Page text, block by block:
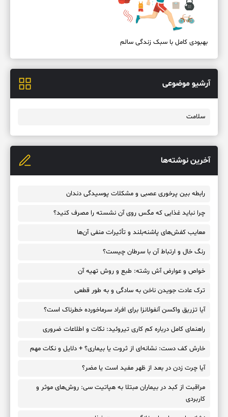
بهبودی کامل با سبک زندگی سالم
آرشیو موضوعی
سلامت
آخرین نوشته‌ها
رابطه بین پرخوری عصبی و مشکلات پوسیدگی دندان
چرا نباید غذایی که مگس روی آن نشسته را مصرف کنید؟
معایب کفش‌های پاشنه‌بلند و تأثیرات منفی آن‌ها
رنگ خال و ارتباط آن با سرطان چیست؟
خواص و عوارض آش رشته: طبع و روش تهیه آن
ترک عادت جویدن ناخن به سادگی و به طور قطعی
آیا تزریق واکسن آنفولانزا برای افراد سرماخورده خطرناک است؟
راهنمای کامل درباره کم کاری تیروئید: نکات و اطلاعات ضروری
خارش کف دست: نشانه‌ای از ثروت یا بیماری؟ + دلایل و نکات مهم
آیا چرت زدن در بعد از ظهر مفید است یا مضر؟
مراقبت از کبد در بیماران مبتلا به هپاتیت سی: روش‌های موثر و
کاربردی